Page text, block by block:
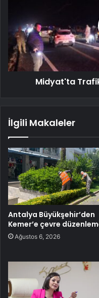
Midyat'ta Trafik
İlgili Makaleler
Antalya Büyükşehir’den
Kemer’e çevre
Ağustos 6, 2026